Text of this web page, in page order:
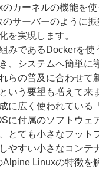
のカーネルの機能を
サーバーのように
を実現します。
みであるDockerを
、システムへ簡単に
らの普及に合わせて
いう要望も増えて来
に広く使われている
に付属のソフトウェ
とても小さなフット
やすい小さなコンテ
Linuxの特徴を